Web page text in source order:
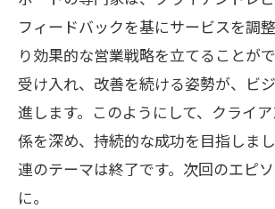
フィードバックを基にサービスを調
り効果的な営業戦略を立てることが
受け入れ、改善を続ける姿勢が、ビ
進します。このようにして、クライ
係を深め、持続的な成功を目指しま
連のテーマは終了です。次回のエピ
に。